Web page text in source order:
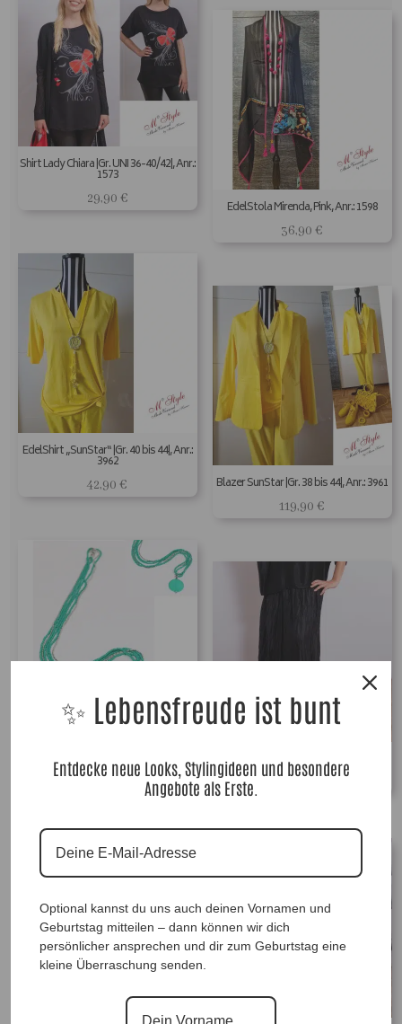
Shirt Lady Chiara |Gr. UNI 36-40/42|, Anr.:
1573
29,90 € EdelStola Mirenda, Pink, Anr.: 1598
36,90 €
EdelShirt „SunStar“ |Gr. 40 bis 44|, Anr.:
3962
42,90 € Blazer SunStar |Gr. 38 bis 44|, Anr.: 3961
119,90 €
25,90€ CrashRock Mary |Gr. 40 bis 46|, Anr.: 1568
HutSet Berry, Anr.: 1603
✨ Lebensfreude ist bunt
Entdecke neue Looks, Stylingideen und besondere
Angebote als Erste.
Optional kannst du uns auch deinen Vornamen und
Geburtstag mitteilen – dann können wir dich
persönlicher ansprechen und dir zum Geburtstag eine
kleine Überraschung senden.